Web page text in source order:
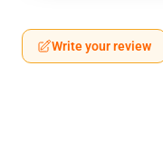
Write your review